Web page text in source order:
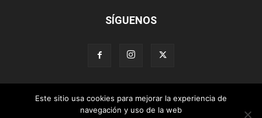
SÍGUENOS
WWE Noticias WWE AEW
Lucha Libre Mexicana
Colabora con nosotros
Este sitio usa cookies para mejorar la experiencia de
navegación y uso de la web